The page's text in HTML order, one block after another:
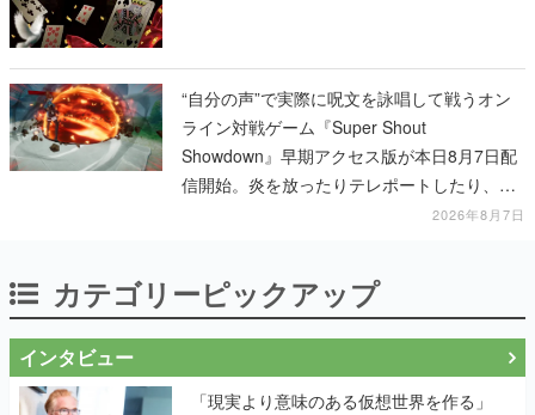
“自分の声”で実際に呪文を詠唱して戦うオン
ライン対戦ゲーム『Super Shout
Showdown』早期アクセス版が本日8月7日配
信開始。炎を放ったりテレポートしたり、登
2026年8月7日
カテゴリーピックアップ
インタビュー
「現実より意味のある仮想世界を作る」